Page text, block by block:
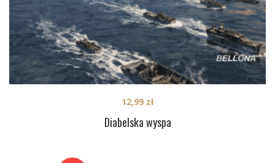
Diabelska wyspa
12,99 zł